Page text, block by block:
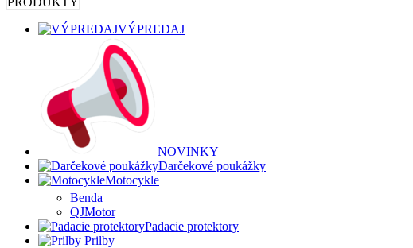
VÝPREDAJ
NOVINKY
Darčekové poukážky
Motocykle
Benda
QJMotor
Padacie protektory
Prilby